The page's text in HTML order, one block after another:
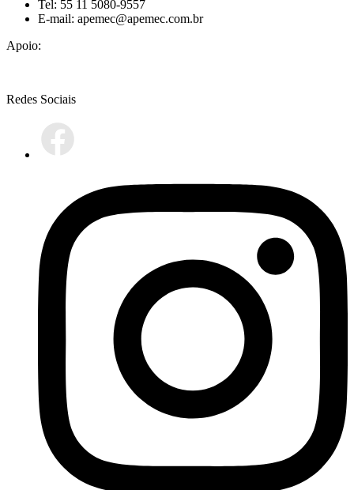
Tel: 55 11 5080-9557
E-mail: apemec@apemec.com.br
Apoio:
Redes Sociais